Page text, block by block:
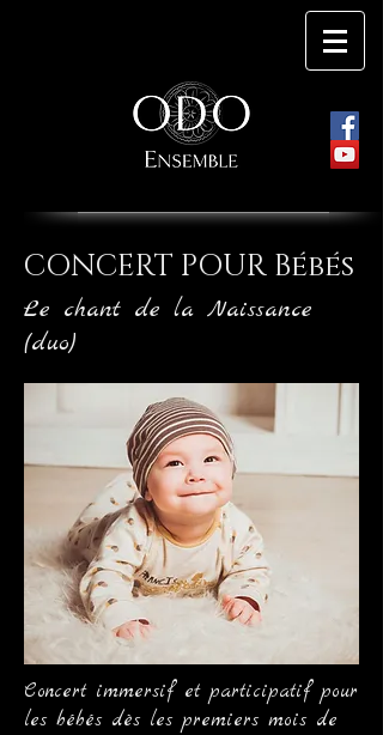
CONCERT POUR Bébés
Le chant de la Naissance
(duo)
Concert immersif et participatif pour
les bébés dès les premiers mois de